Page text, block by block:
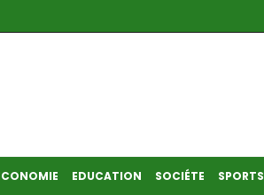
EDUCATION SOCIÉTE SPORTS